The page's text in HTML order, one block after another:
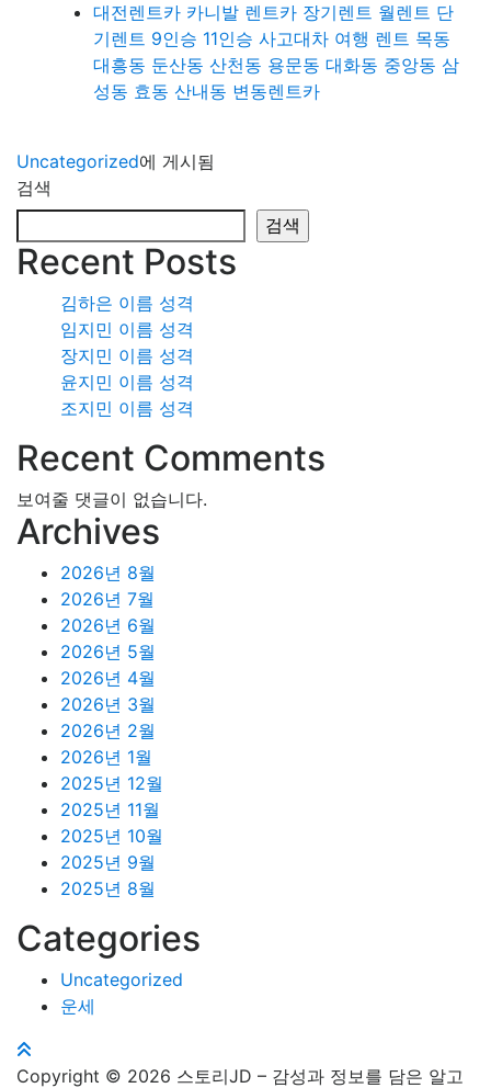
대전렌트카 카니발 렌트카 장기렌트 월렌트 단
기렌트 9인승 11인승 사고대차 여행 렌트 목동
대흥동 둔산동 산천동 용문동 대화동 중앙동 삼
성동 효동 산내동 변동렌트카
Uncategorized에 게시됨
검색
검색
Recent Posts
김하은 이름 성격
임지민 이름 성격
장지민 이름 성격
윤지민 이름 성격
조지민 이름 성격
Recent Comments
보여줄 댓글이 없습니다.
Archives
2026년 8월
2026년 7월
2026년 6월
2026년 5월
2026년 4월
2026년 3월
2026년 2월
2026년 1월
2025년 12월
2025년 11월
2025년 10월
2025년 9월
2025년 8월
Categories
Uncategorized
운세
Copyright © 2026 스토리JD – 감성과 정보를 담은 알고